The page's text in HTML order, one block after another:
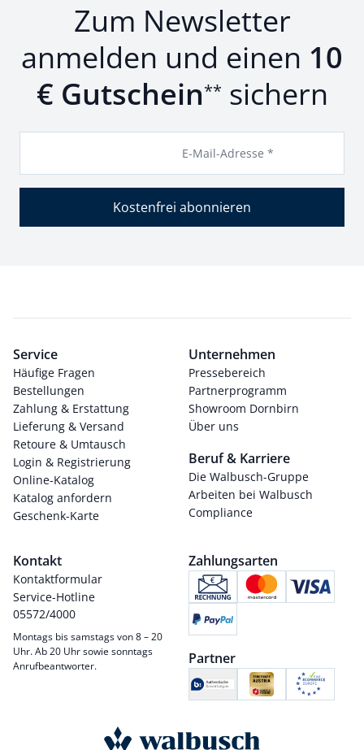
Zum Newsletter
anmelden und einen 10
€ Gutschein** sichern
E-Mail-Adresse *
Kostenfrei abonnieren
Service
Häufige Fragen
Bestellungen
Zahlung & Erstattung
Lieferung & Versand
Retoure & Umtausch
Login & Registrierung
Online-Katalog
Katalog anfordern
Geschenk-Karte
Unternehmen
Pressebereich
Partnerprogramm
Showroom Dornbirn
Über uns
Beruf & Karriere
Die Walbusch-Gruppe
Arbeiten bei Walbusch
Compliance
Kontakt
Kontaktformular
Service-Hotline
05572/4000
Montags bis samstags von 8 – 20
Uhr. Ab 20 Uhr sowie sonntags
Anrufbeantworter.
Zahlungsarten
Partner